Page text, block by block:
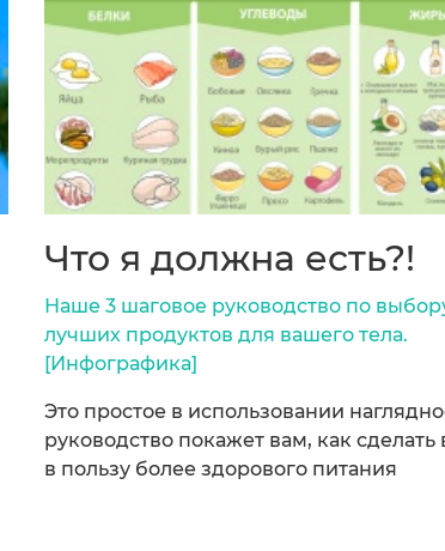
Что я должна есть?!
Наше 3 шаговое руководство по
лучших продуктов для вашего тела.
[Инфографика]
Это простое в использовании
руководство покажет вам, как
в пользу более здорового питания